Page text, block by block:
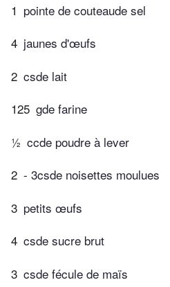
1 pointe de couteaude sel
4 jaunes d'œufs
2 csde lait
125 gde farine
½ ccde poudre à lever
2 - 3csde noisettes moulues
3 petits œufs
4 csde sucre brut
3 csde fécule de maïs